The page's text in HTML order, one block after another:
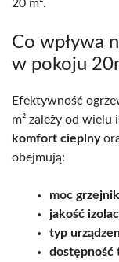
20 m².
Co wpływa
w pokoju
Efektywność
m² zależy od
komfort cieplny
obejmują:
moc
jakość
typ
dostępność